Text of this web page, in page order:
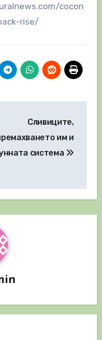
cocon
rise/
Сливиците,
им и
система